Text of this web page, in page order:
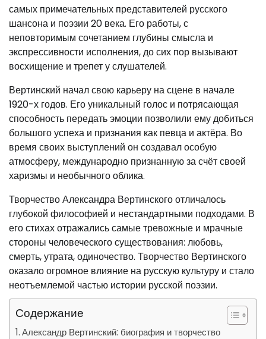
самых примечательных представителей русского
шансона и поэзии 20 века. Его работы, с
неповторимым сочетанием глубины смысла и
экспрессивности исполнения, до сих пор вызывают
восхищение и трепет у слушателей.
Вертинский начал свою карьеру на сцене в начале
1920-х годов. Его уникальный голос и потрясающая
способность передать эмоции позволили ему добиться
большого успеха и признания как певца и актёра. Во
время своих выступлений он создавал особую
атмосферу, международно признанную за счёт своей
харизмы и необычного облика.
Творчество Александра Вертинского отличалось
глубокой философией и нестандартными подходами. В
его стихах отражались самые тревожные и мрачные
стороны человеческого существования: любовь,
смерть, утрата, одиночество. Творчество Вертинского
оказало огромное влияние на русскую культуру и стало
неотъемлемой частью истории русской поэзии.
Содержание
Александр Вертинский: биография и творчество